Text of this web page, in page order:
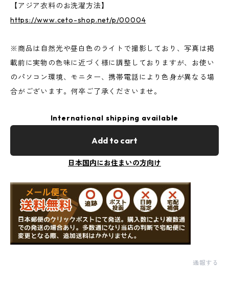
【アジア衣料のお洗濯方法】
https://www.ceto-shop.net/p/00004
※商品は自然光や昼白色のライトで撮影しており、写真は掲
載前に実物の色味に近づく様に調整しておりますが、お使い
のパソコン環境、モニター、携帯電話により色身が異なる場
合がございます。何卒ご了承くださいませ。
International shipping available
Add to cart
日本国内にお住まいの方向け
通報する